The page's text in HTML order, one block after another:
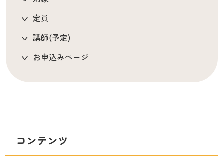
定員
講師(予定)
お申込みページ
コンテンツ